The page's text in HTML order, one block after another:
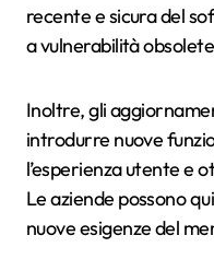
recente e sicura del
a vulnerabilità
Inoltre, gli
introdurre nuove
l’esperienza utente e
Le aziende possono
nuove esigenze del